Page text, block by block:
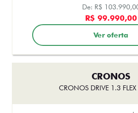
TITANO RANCH MULTIJET